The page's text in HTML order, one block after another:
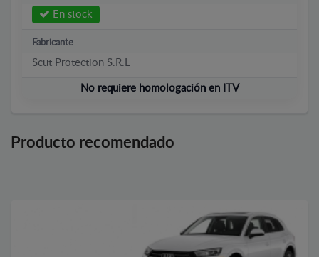
En stock
Fabricante
Scut Protection S.R.L
No requiere homologación en ITV
Producto recomendado